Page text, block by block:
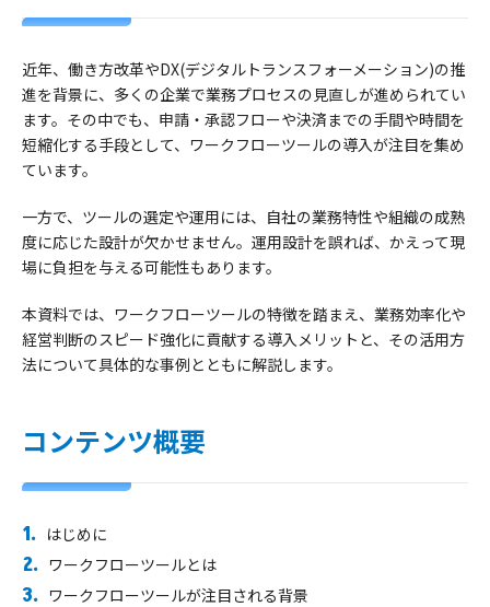
近年、働き方改革やDX(デジタルトランスフォーメーション)の推
進を背景に、多くの企業で業務プロセスの見直しが進められてい
ます。その中でも、申請・承認フローや決済までの手間や時間を
短縮化する手段として、ワークフローツールの導入が注目を集め
ています。
一方で、ツールの選定や運用には、自社の業務特性や組織の成熟
度に応じた設計が欠かせません。運用設計を誤れば、かえって現
場に負担を与える可能性もあります。
本資料では、ワークフローツールの特徴を踏まえ、業務効率化や
経営判断のスピード強化に貢献する導入メリットと、その活用方
法について具体的な事例とともに解説します。
コンテンツ概要
はじめに
ワークフローツールとは
ワークフローツールが注目される背景